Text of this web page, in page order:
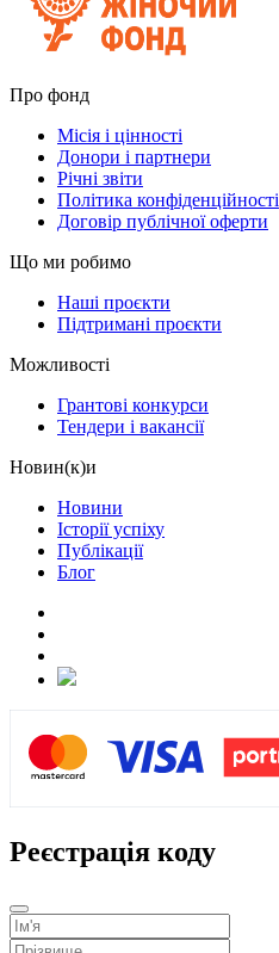
Про фонд
Місія і цінності
Донори і партнери
Річні звіти
Політика конфіденційності
Договір публічної оферти
Що ми робимо
Наші проєкти
Підтримані проєкти
Можливості
Грантові конкурси
Тендери і вакансії
Новин(к)и
Новини
Історії успіху
Публікації
Блог
Реєстрація коду